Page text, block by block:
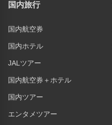
国内旅行
国内航空券
国内ホテル
JALツアー
国内航空券＋ホテル
国内ツアー
エンタメツアー